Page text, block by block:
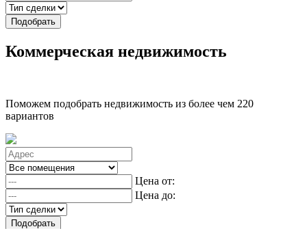
Подобрать
Коммерческая недвижимость
Поможем подобрать недвижимость из более чем 220
вариантов
Цена от:
Цена до:
Подобрать